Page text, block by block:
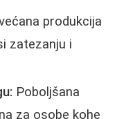
produkcija
zatezanju i
Poboljšana
za osobe kohe